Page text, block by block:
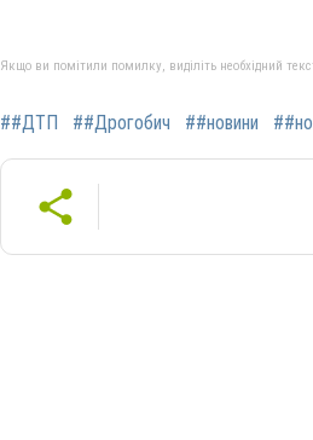
Якщо ви помітили помилку, виділіть необхідний
##ДТП ##Дрогобич ##новини